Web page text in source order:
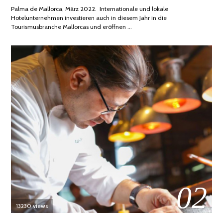
Palma de Mallorca, März 2022. Internationale und lokale
Hotelunternehmen investieren auch in diesem Jahr in die
Tourismusbranche Mallorcas und eröffnen …
02
13230 views